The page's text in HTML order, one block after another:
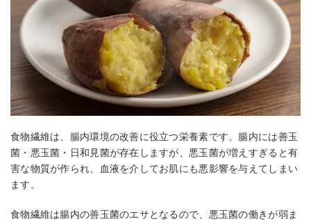
食物繊維は、腸内環境の改善に役立つ栄養素です。腸内には善玉
菌・悪玉菌・日和見菌が存在しますが、悪玉菌が増えすぎると有
害な物質が作られ、血液を介してお肌にも悪影響を与えてしまい
ます。
食物繊維は腸内の善玉菌のエサとなるので、悪玉菌の働きが弱ま